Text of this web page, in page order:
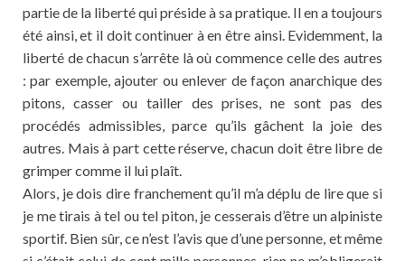
partie de la liberté qui préside à sa pratique. Il en a toujours
été ainsi, et il doit continuer à en être ainsi. Evidemment, la
liberté de chacun s’arrête là où commence celle des autres
: par exemple, ajouter ou enlever de façon anarchique des
pitons, casser ou tailler des prises, ne sont pas des
procédés admissibles, parce qu’ils gâchent la joie des
autres. Mais à part cette réserve, chacun doit être libre de
grimper comme il lui plaît.
Alors, je dois dire franchement qu’il m’a déplu de lire que si
je me tirais à tel ou tel piton, je cesserais d’être un alpiniste
sportif. Bien sûr, ce n’est l’avis que d’une personne, et même